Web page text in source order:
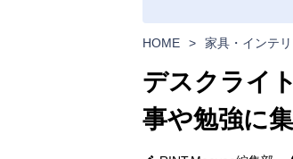
HOME > 家具・インテ
デスクライ
事や勉強に